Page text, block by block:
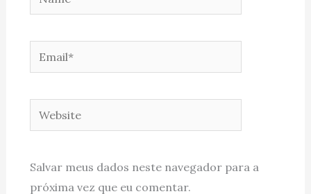
Email*
Website
Salvar meus dados neste navegador para a
próxima vez que eu comentar.